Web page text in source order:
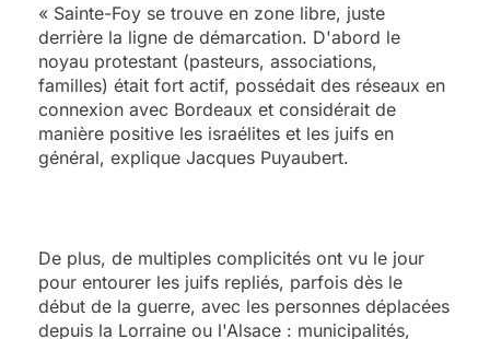
« Sainte-Foy se trouve en zone libre, juste
derrière la ligne de démarcation. D'abord le
noyau protestant (pasteurs, associations,
familles) était fort actif, possédait des réseaux en
connexion avec Bordeaux et considérait de
manière positive les israélites et les juifs en
général, explique Jacques Puyaubert.
De plus, de multiples complicités ont vu le jour
pour entourer les juifs repliés, parfois dès le
début de la guerre, avec les personnes déplacées
depuis la Lorraine ou l'Alsace : municipalités,